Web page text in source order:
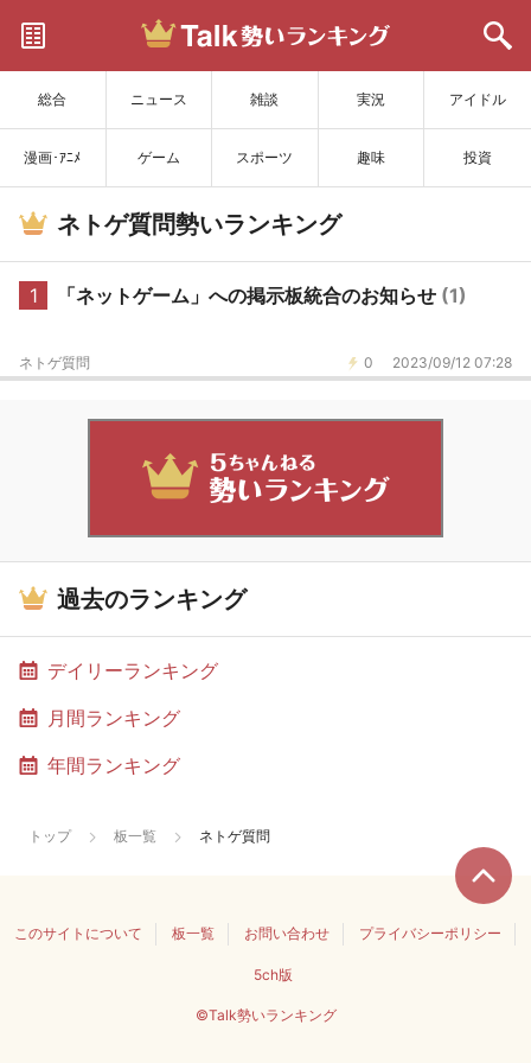
総合 ニュース 雑談 実況 アイドル
漫画･ｱﾆﾒ ゲーム スポーツ 趣味 投資
サイトを更新
ネトゲ質問勢いランキング
1 「ネットゲーム」への掲示板統合のお知らせ (1)
0 2023/09/12 07:28
ネトゲ質問
過去のランキング
デイリーランキング
月間ランキング
年間ランキング
トップ 板一覧 ネトゲ質問
このサイトについて 板一覧 お問い合わせ プライバシーポリシー
5ch版
©Talk勢いランキング